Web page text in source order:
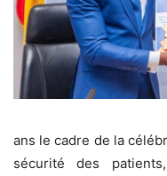
ans le cadre de la
sécurité des